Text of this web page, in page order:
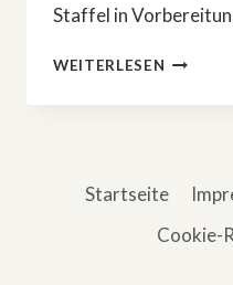
Staffel in
WEITERLESEN
»YOU
MICH
–
Startseite
Cookie-